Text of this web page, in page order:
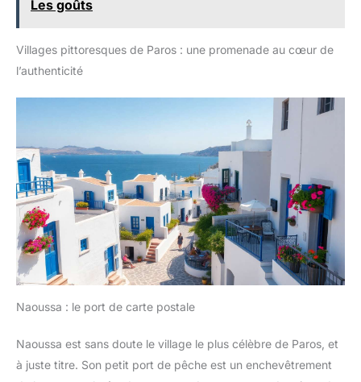
Les goûts
Villages pittoresques de Paros : une promenade au cœur de
l’authenticité
Naoussa : le port de carte postale
Naoussa est sans doute le village le plus célèbre de Paros, et
à juste titre. Son petit port de pêche est un enchevêtrement